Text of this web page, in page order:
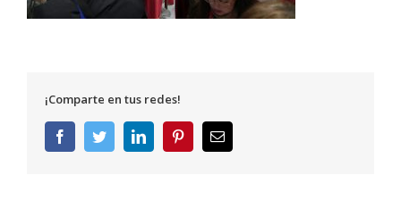
¡Comparte en tus redes!
FacebookTwitterLinkedInPinterestCorreo
electrónico